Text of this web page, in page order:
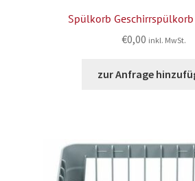
Spülkorb
€0,00 inkl. MwSt.
zur Anfrage